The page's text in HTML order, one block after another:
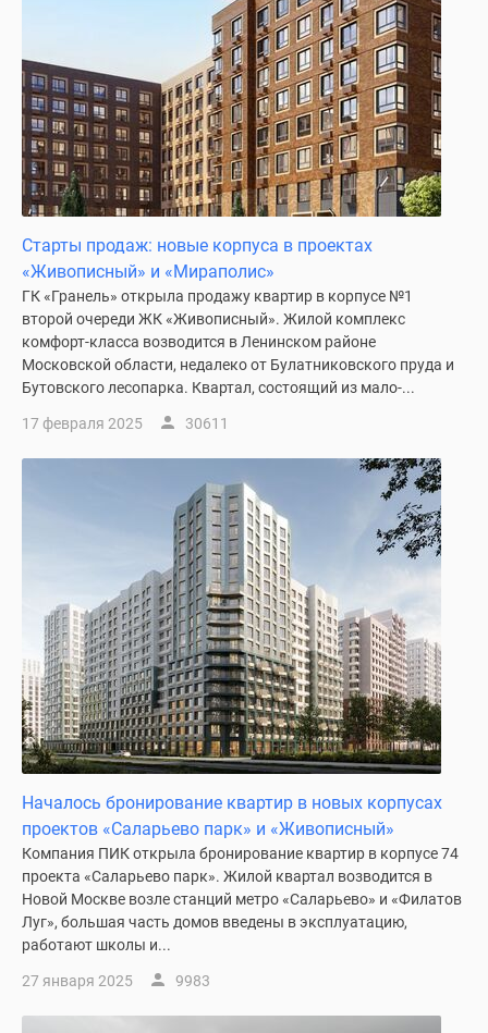
Старты продаж: новые корпуса в проектах
«Живописный» и «Мираполис»
ГК «Гранель» открыла продажу квартир в корпусе №1
второй очереди ЖК «Живописный». Жилой комплекс
комфорт-класса возводится в Ленинском районе
Московской области, недалеко от Булатниковского пруда и
Бутовского лесопарка. Квартал, состоящий из мало-...
17 февраля 2025 30611
Началось бронирование квартир в новых корпусах
проектов «Саларьево парк» и «Живописный»
Компания ПИК открыла бронирование квартир в корпусе 74
проекта «Саларьево парк». Жилой квартал возводится в
Новой Москве возле станций метро «Саларьево» и «Филатов
Луг», большая часть домов введены в эксплуатацию,
работают школы и...
27 января 2025 9983